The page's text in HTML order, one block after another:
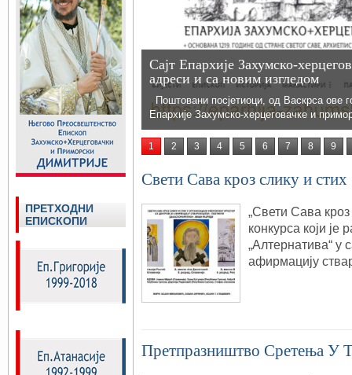
Сајт Епархије Захумско-
адреси и са новим изгледом
Поштовани посјетиоци, од Васкрса ове
Епархије Захумско-херцеговачке и
1 2 3 4 5 6 7 8 9
Свети Сава кроз слику и стих
„Свети Сава кроз
конкурса који је
„Алтернатива“ у
афирмацију
Претпразништво Сретења У
ПРЕТХОДНИ
ЕПИСКОПИ